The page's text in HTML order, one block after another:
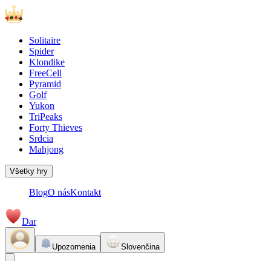
Solitaire
Spider
Klondike
FreeCell
Pyramid
Golf
Yukon
TriPeaks
Forty Thieves
Srdcia
Mahjong
Všetky hry
BlogO násKontakt
Dar
Upozornenia Slovenčina